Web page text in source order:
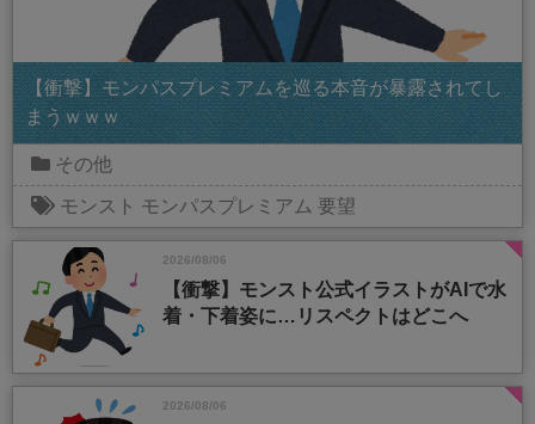
【衝撃】モンパスプレミアムを巡る本音が暴露されてし
まうｗｗｗ
その他
モンスト モンパスプレミアム 要望
2026/08/06
【衝撃】モンスト公式イラストがAIで水
着・下着姿に…リスペクトはどこへ
2026/08/06